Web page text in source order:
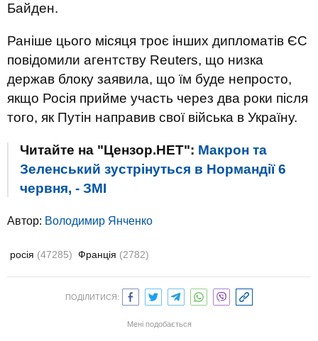
Байден.
Раніше цього місяця троє інших дипломатів ЄС
повідомили агентству Reuters, що низка
держав блоку заявила, що їм буде непросто,
якщо Росія прийме участь через два роки після
того, як Путін направив свої війська в Україну.
Читайте на "Цензор.НЕТ": Макрон та
Зеленський зустрінуться в Нормандії 6
червня, - ЗМІ
Автор: Володимир Янченко
росія (47285) Франція (2782)
ПОДІЛИТИСЯ:
Мені подобається